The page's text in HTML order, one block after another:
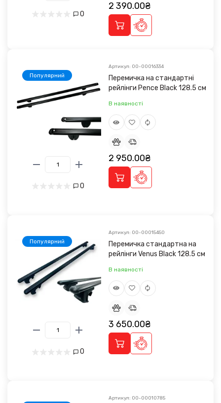
0
2 390.00₴
Популярний
0
Артикул: 00-00016334
Перемичка на стандартні
рейлінги Pence Black 128.5 cм
В наявності
2 950.00₴
Популярний
0
Артикул: 00-00015450
Перемичка стандартна на
рейлінги Venus Black 128.5 см
В наявності
3 650.00₴
Артикул: 00-00010785